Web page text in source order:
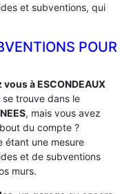
et subventions, qui
POUR
à ESCONDEAUX
trouve dans le
, mais vous avez
du compte ?
étant une mesure
et de subventions
murs.